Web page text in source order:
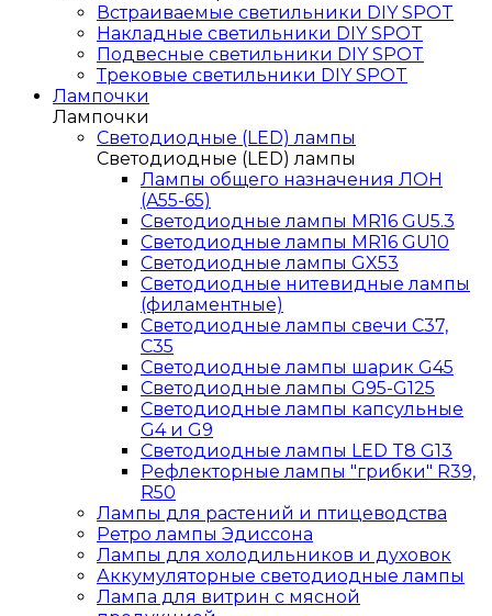
Встраиваемые светильники DIY SPOT
Накладные светильники DIY SPOT
Подвесные светильники DIY SPOT
Трековые светильники DIY SPOT
Лампочки
Лампочки
Светодиодные (LED) лампы
Светодиодные (LED) лампы
Лампы общего назначения ЛОН
(A55-65)
Светодиодные лампы MR16 GU5.3
Светодиодные лампы MR16 GU10
Светодиодные лампы GX53
Светодиодные нитевидные лампы
(филаментные)
Светодиодные лампы свечи C37,
C35
Светодиодные лампы шарик G45
Светодиодные лампы G95-G125
Светодиодные лампы капсульные
G4 и G9
Светодиодные лампы LED T8 G13
Рефлекторные лампы "грибки" R39,
R50
Лампы для растений и птицеводства
Ретро лампы Эдиссона
Лампы для холодильников и духовок
Аккумуляторные светодиодные лампы
Лампа для витрин с мясной